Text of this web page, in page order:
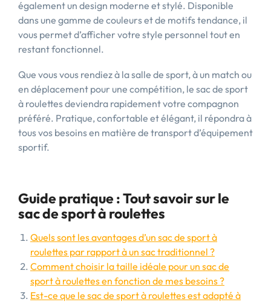
également un design moderne et stylé. Disponible
dans une gamme de couleurs et de motifs tendance, il
vous permet d’afficher votre style personnel tout en
restant fonctionnel.
Que vous vous rendiez à la salle de sport, à un match ou
en déplacement pour une compétition, le sac de sport
à roulettes deviendra rapidement votre compagnon
préféré. Pratique, confortable et élégant, il répondra à
tous vos besoins en matière de transport d’équipement
sportif.
Guide pratique : Tout savoir sur le
sac de sport à roulettes
Quels sont les avantages d’un sac de sport à
roulettes par rapport à un sac traditionnel ?
Comment choisir la taille idéale pour un sac de
sport à roulettes en fonction de mes besoins ?
Est-ce que le sac de sport à roulettes est adapté à